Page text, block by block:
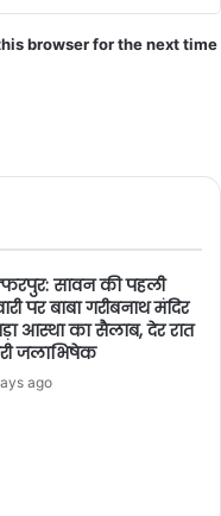
browser for the next time
सावन की पहली
पर बाबा गरीबनाथ मंदिर
आस्था का सैलाब, देर रात
जलाभिषेक
ago